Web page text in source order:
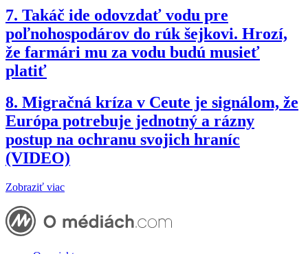
7. Takáč ide odovzdať vodu pre
poľnohospodárov do rúk šejkovi. Hrozí,
že farmári mu za vodu budú musieť
platiť
8. Migračná kríza v Ceute je signálom, že
Európa potrebuje jednotný a rázny
postup na ochranu svojich hraníc
(VIDEO)
Zobraziť viac